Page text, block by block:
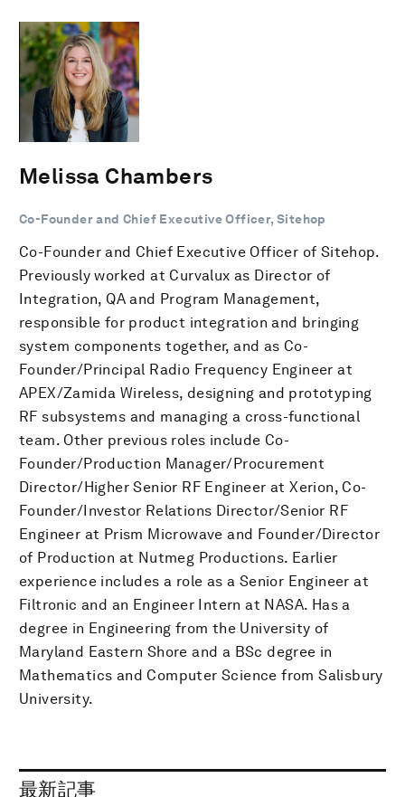
Melissa Chambers
Co-Founder and Chief Executive Officer, Sitehop
Co-Founder and Chief Executive Officer of Sitehop.
Previously worked at Curvalux as Director of
Integration, QA and Program Management,
responsible for product integration and bringing
system components together, and as Co-
Founder/Principal Radio Frequency Engineer at
APEX/Zamida Wireless, designing and prototyping
RF subsystems and managing a cross-functional
team. Other previous roles include Co-
Founder/Production Manager/Procurement
Director/Higher Senior RF Engineer at Xerion, Co-
Founder/Investor Relations Director/Senior RF
Engineer at Prism Microwave and Founder/Director
of Production at Nutmeg Productions. Earlier
experience includes a role as a Senior Engineer at
Filtronic and an Engineer Intern at NASA. Has a
degree in Engineering from the University of
Maryland Eastern Shore and a BSc degree in
Mathematics and Computer Science from Salisbury
University.
最新記事